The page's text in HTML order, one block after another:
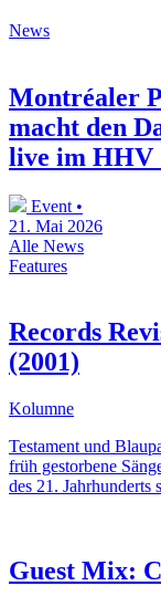
News
Montréaler
macht den
live im HHV
Event •
21. Mai 2026
Alle News
Features
Records
(2001)
Kolumne
Testament und
früh gestorbene
des 21. Jahrhunderts
Guest Mix: